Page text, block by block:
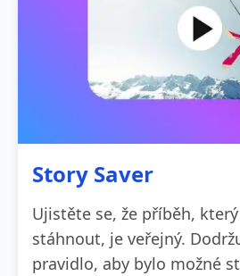
Story Saver
Ujistěte se, že příběh,
stáhnout, je veřejný.
pravidlo, aby bylo možné